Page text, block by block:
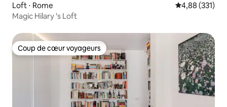
Loft ⋅ Rome Évaluation
4,88 (331)
Magic Hilary 's Loft
Coup de cœur voyageurs
Coup de cœur voyageurs